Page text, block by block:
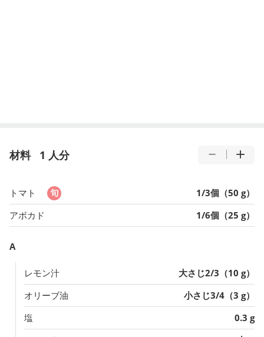
材料 1 人分
トマト
1/3個（50 g）
アボカド
1/6個（25 g）
A
レモン汁
大さじ2/3（10 g）
オリーブ油
小さじ3/4（3 g）
塩
0.3 g